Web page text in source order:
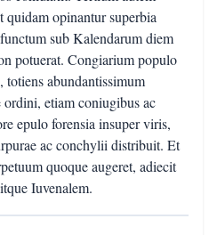
opinantur superbia
sub Kalendarum diem
potuerat. Congiarium populo
totiens abundantissimum
ordini, etiam coniugibus ac
epulo forensia insuper viris,
ac conchylii distribuit. Et
quoque augeret, adiecit
Iuvenalem.